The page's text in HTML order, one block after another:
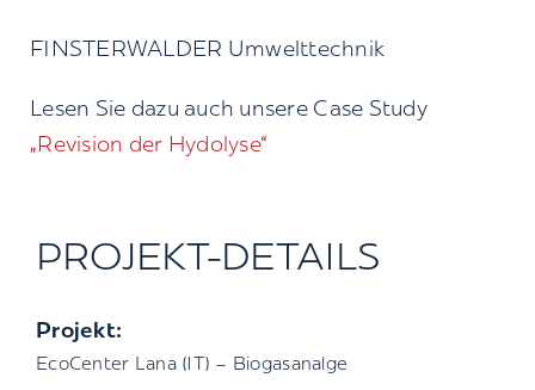
PROJEKT-DETAILS
Projekt:
EcoCenter Lana (IT) – Biogasanalge
FINSTERWALDER Umwelttechnik
Lesen Sie dazu auch unsere Case Study
„Revision der Hydolyse“